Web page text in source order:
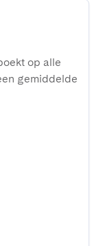
op alle
gemiddelde